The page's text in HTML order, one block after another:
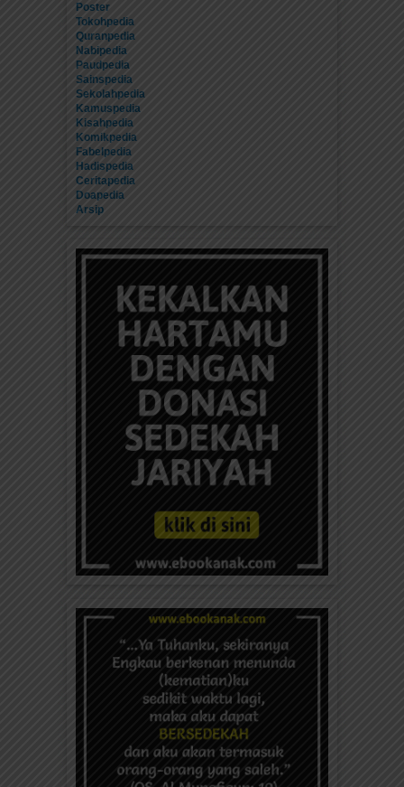
Poster
Tokohpedia
Quranpedia
Nabipedia
Paudpedia
Sainspedia
Sekolahpedia
Kamuspedia
Kisahpedia
Komikpedia
Fabelpedia
Hadispedia
Ceritapedia
Doapedia
Arsip